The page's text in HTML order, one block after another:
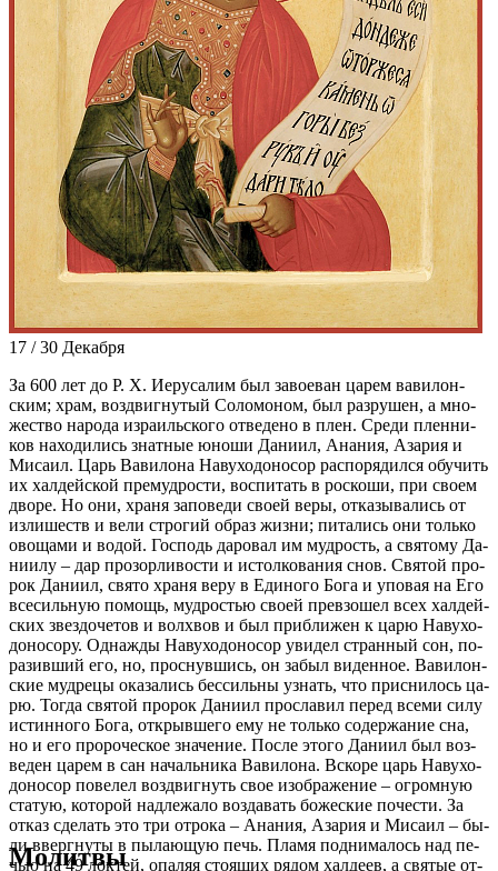
17 / 30 Декабря
За 600 лет до Р. X. Иеру­са­лим был за­во­е­ван ца­рем ва­ви­лон­
ским; храм, воз­двиг­ну­тый Со­ло­мо­ном, был раз­ру­шен, а мно­
же­ство на­ро­да из­ра­иль­ско­го от­ве­де­но в плен. Сре­ди плен­ни­
ков на­хо­ди­лись знат­ные юно­ши Да­ни­ил, Ана­ния, Аза­рия и
Ми­са­ил. Царь Ва­ви­ло­на На­ву­хо­до­но­сор рас­по­ря­дил­ся обу­чить
их хал­дей­ской пре­муд­ро­сти, вос­пи­тать в рос­ко­ши, при сво­ем
дво­ре. Но они, хра­ня за­по­ве­ди сво­ей ве­ры, от­ка­зы­ва­лись от
из­ли­шеств и ве­ли стро­гий об­раз жиз­ни; пи­та­лись они толь­ко
ово­ща­ми и во­дой. Гос­подь да­ро­вал им муд­рость, а свя­то­му Да­
ни­и­лу – дар про­зор­ли­во­сти и ис­тол­ко­ва­ния снов. Свя­той про­
рок Да­ни­ил, свя­то хра­ня ве­ру в Еди­но­го Бо­га и упо­вая на Его
все­силь­ную по­мощь, муд­ро­стью сво­ей пре­взо­шел всех хал­дей­
ских звез­до­че­тов и волх­вов и был при­бли­жен к ца­рю На­ву­хо­
до­но­со­ру. Од­на­жды На­ву­хо­до­но­сор уви­дел стран­ный сон, по­
ра­зив­ший его, но, проснув­шись, он за­был ви­ден­ное. Ва­ви­лон­
ские муд­ре­цы ока­за­лись бес­силь­ны узнать, что при­сни­лось ца­
рю. То­гда свя­той про­рок Да­ни­ил про­сла­вил пе­ред все­ми си­лу
ис­тин­но­го Бо­га, от­крыв­ше­го ему не толь­ко со­дер­жа­ние сна,
но и его про­ро­че­ское зна­че­ние. По­сле это­го Да­ни­ил был воз­
ве­ден ца­рем в сан на­чаль­ни­ка Ва­ви­ло­на. Вско­ре царь На­ву­хо­
до­но­сор по­ве­лел воз­двиг­нуть свое изо­бра­же­ние – огром­ную
ста­тую, ко­то­рой над­ле­жа­ло воз­да­вать бо­же­ские по­че­сти. За
от­каз сде­лать это три от­ро­ка – Ана­ния, Аза­рия и Ми­са­ил – бы­
ли вверг­ну­ты в пы­ла­ю­щую печь. Пла­мя под­ни­ма­лось над пе­
чью на 49 лок­тей, опа­ляя сто­я­щих ря­дом хал­де­ев, а свя­тые от­
Молитвы